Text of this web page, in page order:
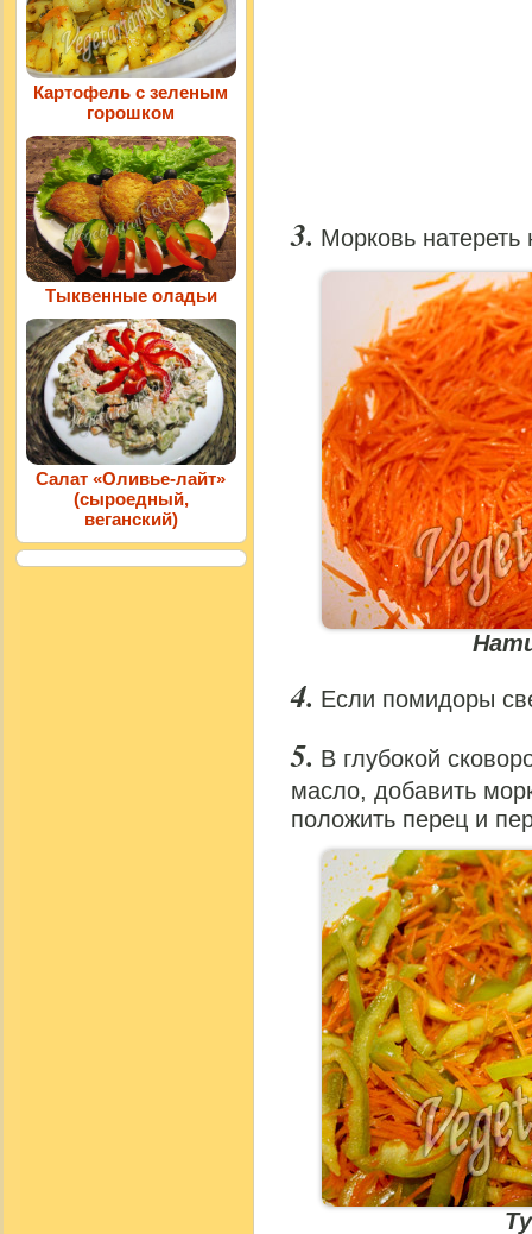
Морковь натереть
Если помидоры
В глубокой
масло, добавить
положить перец и
Картофель с зеленым
горошком
Тыквенные оладьи
Салат «Оливье-лайт»
(сыроедный,
веганский)